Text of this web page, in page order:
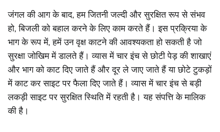
जंगल की आग के बाद, हम जितनी जल्दी और सुरक्षित रूप से संभव
हो, बिजली को बहाल करने के लिए काम करते हैं। इस प्रक्रिया के
भाग के रूप में, हमें उन वृक्ष काटने की आवश्यकता हो सकती है जो
सुरक्षा जोखिम में डालते हैं। व्यास में चार इंच से छोटी पेड़ की शाखाएं
और भाग को काट दिए जाते हैं और दूर ले जाए जाते हैं या छोटे टुकड़ों
में काट कर साइट पर फैला दिए जाते हैं। व्यास में चार इंच से बड़ी
लकड़ी साइट पर सुरक्षित स्थिति में रहती है। यह संपत्ति के मालिक
की है।